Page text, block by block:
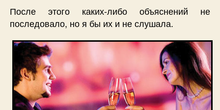
После этого каких-либо объяснений не
последовало, но я бы их и не слушала.